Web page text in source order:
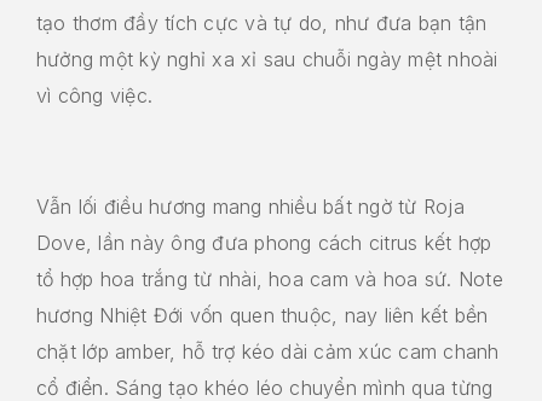
tạo thơm đầy tích cực và tự do, như đưa bạn tận
hưởng một kỳ nghỉ xa xỉ sau chuỗi ngày mệt nhoài
vì công việc.
Vẫn lối điều hương mang nhiều bất ngờ từ Roja
Dove, lần này ông đưa phong cách citrus kết hợp
tổ hợp hoa trắng từ nhài, hoa cam và hoa sứ. Note
hương Nhiệt Đới vốn quen thuộc, nay liên kết bền
chặt lớp amber, hỗ trợ kéo dài cảm xúc cam chanh
cổ điển. Sáng tạo khéo léo chuyển mình qua từng